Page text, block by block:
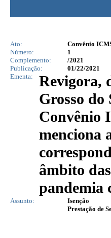
Ato:
Convênio
Número:
1
Complemento:
/2021
Publicação:
01/22/2021
Ementa:
Revigora,
Grosso
Convênio
menciona
âmbito
pandemia
Assunto:
Isenção
Prestação de